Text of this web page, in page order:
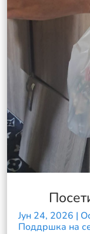
Јун 24, 2026 |
Поддршка на